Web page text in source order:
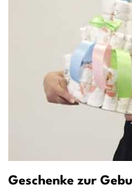
Geschenke zur